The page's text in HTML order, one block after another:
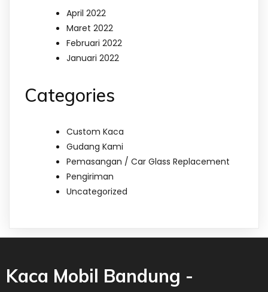
April 2022
Maret 2022
Februari 2022
Januari 2022
Categories
Custom Kaca
Gudang Kami
Pemasangan / Car Glass Replacement
Pengiriman
Uncategorized
Kaca Mobil Bandung -